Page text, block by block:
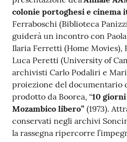
colonie portoghesi e cinema
Ferraboschi (Biblioteca
guiderà un incontro con
Ilaria Ferretti (Home Movies),
Luca Peretti (University of
archivisti Carlo Podaliri e
proiezione del documentario
prodotto da Boorea, “10
Mozambico libero” (1973).
conservati negli archivi
la rassegna ripercorre